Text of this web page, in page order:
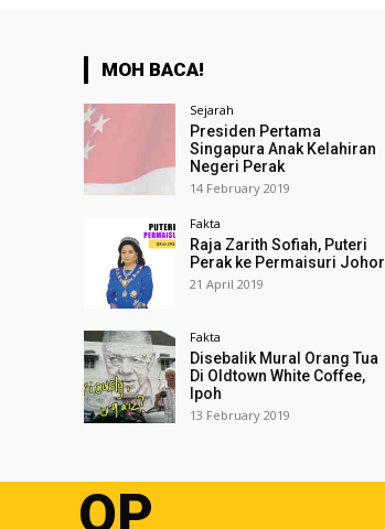
MOH BACA!
Sejarah
Presiden Pertama
Singapura Anak Kelahiran
Negeri Perak
14 February 2019
Fakta
Raja Zarith Sofiah, Puteri
Perak ke Permaisuri Johor
21 April 2019
Fakta
Disebalik Mural Orang Tua
Di Oldtown White Coffee,
Ipoh
13 February 2019
OP